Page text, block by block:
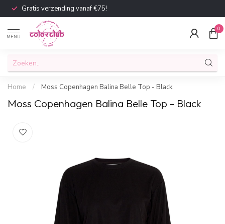
Gratis verzending vanaf €75!
MENU
0
Home / Moss Copenhagen Balina Belle Top - Black
Moss Copenhagen Balina Belle Top - Black